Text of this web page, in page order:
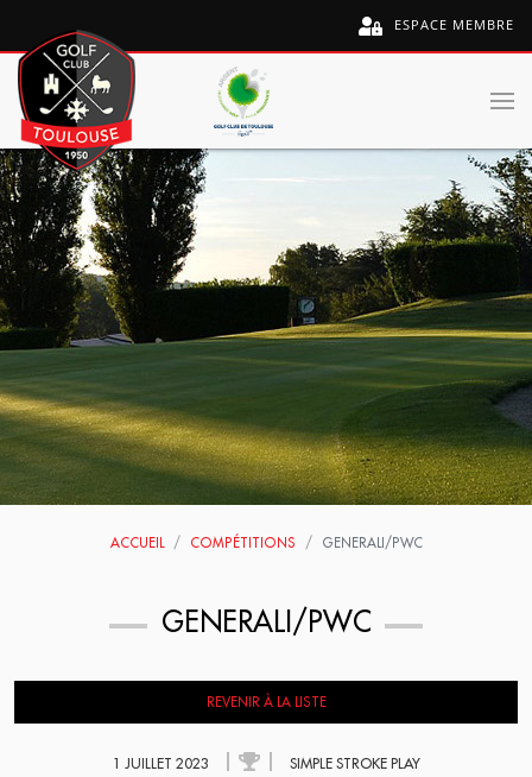
ESPACE MEMBRE
ACCUEIL COMPÉTITIONS GENERALI/PWC
GENERALI/PWC
REVENIR À LA LISTE
1 JUILLET 2023 SIMPLE STROKE PLAY